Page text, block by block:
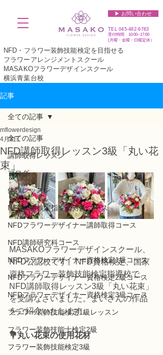
▶︎ お問い合わせ
TEL045-482-6783
受付時間 10:00~17:00​​​
(​月曜・金曜・日曜定休）
NFD・フラワー装飾技能検定を目指せる
フラワーアレンジメントスクール
MASAKOフラワーデザインスクール
横浜青葉台校
記事
全ての記事
講師取得レッスン
ブログ
体験レッスン
NFD資格検定指導者対象コース
NFDフラワーデザイナー講師取得コース
NFD講師研究科コース
NFDフラワーデザイナー資格検定1級コース
NFDフラワーデザイナー資格検定2級コース
NFDフラワーデザイナー資格検定3級コース
フラワー装飾技能検定1級レッスン
フラワー装飾技能士検定2級
フラワー装飾技能検定3級
全ての記事
NFD講師取得レッスン3級「丸い花
束」
mflowerdesign
4月3日
MASAKOフラワーデザインスクール、
NFD公認校です。NFD資格検定、国家
資格フラワー装飾技能検定指導校で、
NFD講師取得レッスン3級「丸い花束」
を受講なさいました。まいさんの作品
をご紹介いたします。
💐丸い花束の使用花材